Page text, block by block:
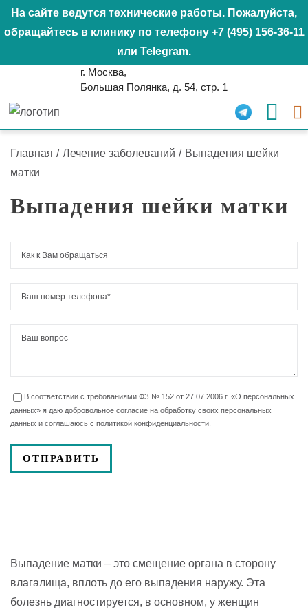
На сайте ведутся технические работы. Пожалуйста,
обращайтесь в клинику по телефону +7 (495) 156-36-11
или Telegram.
г. Москва,
Большая Полянка, д. 54, стр. 1
Главная / Лечение заболеваний / Выпадения шейки
матки
Выпадения шейки матки
В соответствии с требованиями ФЗ № 152 от 27.07.2006 г. «О персональных
данных» я даю добровольное согласие на обработку своих персональных
данных и соглашаюсь с политикой конфиденциальности.
Выпадение матки – это смещение органа в сторону
влагалища, вплоть до его выпадения наружу. Эта
болезнь диагностируется, в основном, у женщин